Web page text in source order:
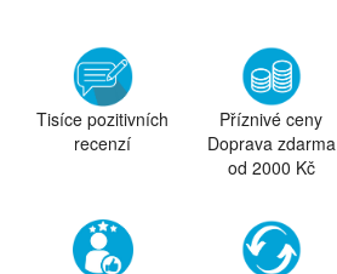
Tisíce pozitivních
recenzí
Příznivé ceny
Doprava zdarma
od 2000 Kč